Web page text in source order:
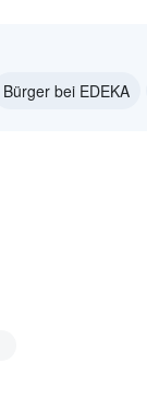
Bürger bei EDEKA